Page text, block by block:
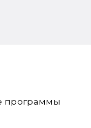
программы